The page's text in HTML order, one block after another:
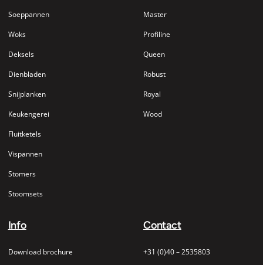
Soeppannen
Woks
Deksels
Dienbladen
Snijplanken
Keukengerei
Fluitketels
Vispannen
Stomers
Stoomsets
Master
Profiline
Queen
Robust
Royal
Wood
Info
Download brochure
Contact
+31 (0)40 – 2535803